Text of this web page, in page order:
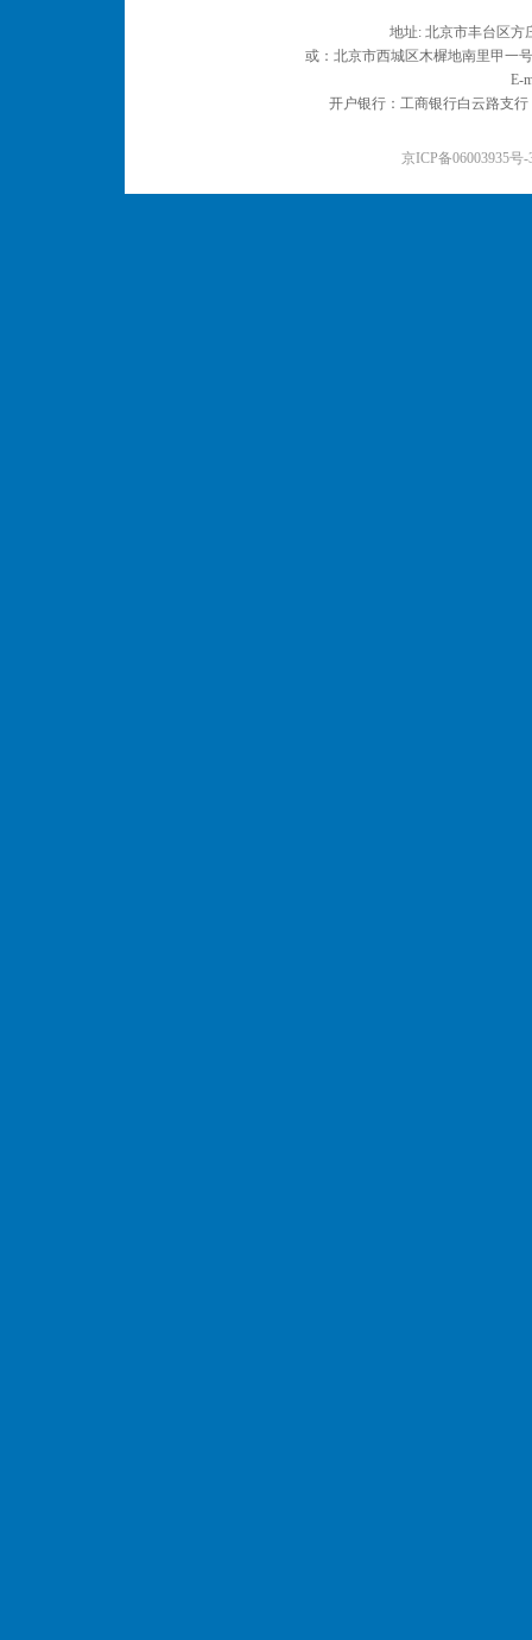
地址: 北京市丰台区
或：北京市西城区木樨地南里甲一
E-
开户银行：工商银行白云路支
京ICP备06003935号-